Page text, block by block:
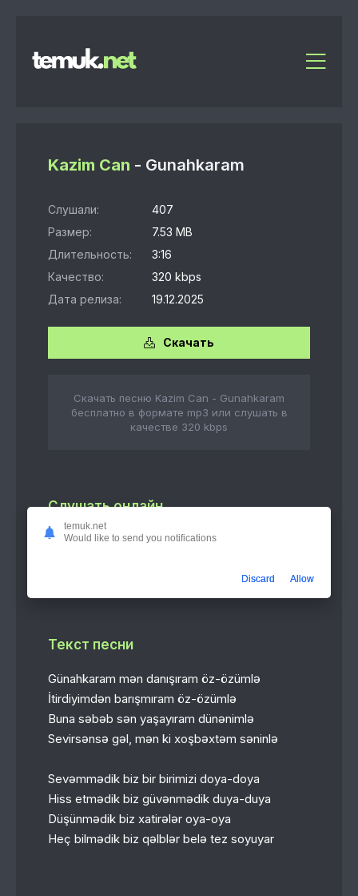
Kazim Can - Gunahkaram
Слушали:
407
Размер:
7.53 MB
Длительность:
3:16
Качество:
320 kbps
Дата релиза:
19.12.2025
Скачать
Скачать песню Kazim Can - Gunahkaram
бесплатно в формате mp3 или слушать в
качестве 320 kbps
Слушать онлайн
Gunahkaram
Текст песни
Günahkaram mən danışıram öz-özümlə
İtirdiyimdən barışmıram öz-özümlə
Buna səbəb sən yaşayıram dünənimlə
Sevirsənsə gəl, mən ki xoşbəxtəm səninlə
Sevəmmədik biz bir birimizi doya-doya
Hiss etmədik biz güvənmədik duya-duya
Düşünmədik biz xatirələr oya-oya
Heç bilmədik biz qəlblər belə tez soyuyar
temuk.net
Would like to send you notifications
Discard Allow